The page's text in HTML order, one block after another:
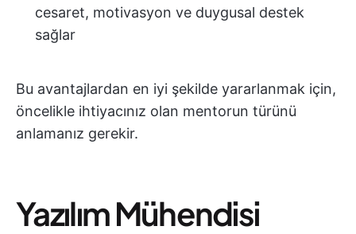
cesaret, motivasyon ve duygusal destek
sağlar
Bu avantajlardan en iyi şekilde yararlanmak için,
öncelikle ihtiyacınız olan mentorun türünü
anlamanız gerekir.
Yazılım Mühendisi